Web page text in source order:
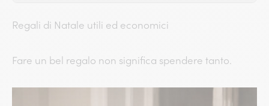
Regali di Natale utili ed economici
Fare un bel regalo non significa spendere tanto.